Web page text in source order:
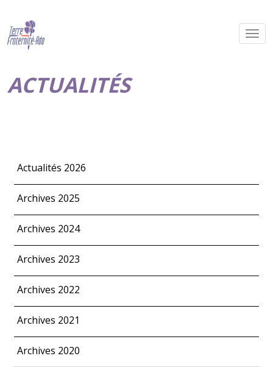
ACTUALITÉS
Actualités 2026
Archives 2025
Archives 2024
Archives 2023
Archives 2022
Archives 2021
Archives 2020